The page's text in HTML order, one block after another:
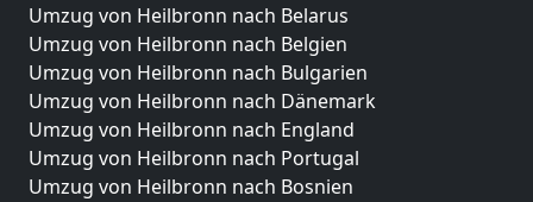
Umzug von Heilbronn nach Belarus
Umzug von Heilbronn nach Belgien
Umzug von Heilbronn nach Bulgarien
Umzug von Heilbronn nach Dänemark
Umzug von Heilbronn nach England
Umzug von Heilbronn nach Portugal
Umzug von Heilbronn nach Bosnien